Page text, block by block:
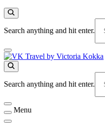
for
Search anything and hit enter.
VK Travel by Victoria Kokka
Boutique Travel Agency &
for
Search anything and hit enter.
Menu